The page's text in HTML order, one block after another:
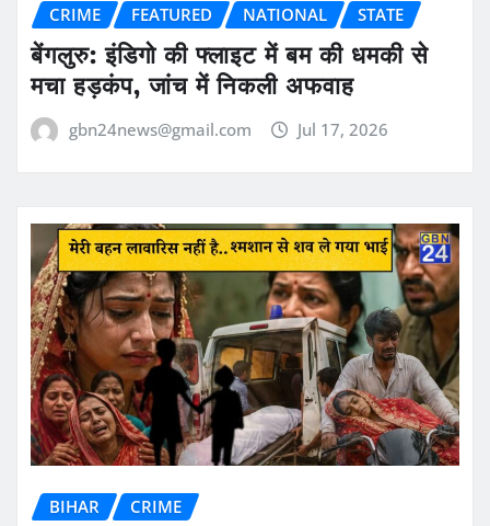
CRIME FEATURED NATIONAL STATE
बेंगलुरु: इंडिगो की फ्लाइट में बम की धमकी से
मचा हड़कंप, जांच में निकली अफवाह
gbn24news@gmail.com Jul 17, 2026
BIHAR CRIME